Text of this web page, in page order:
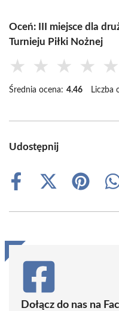
Oceń: III miejsce dla
Turnieju Piłki Nożnej
★ ★ ★ ★ ★
Średnia ocena: 4.46 Liczba
Udostępnij
Share
Share
(Twitter)
Share
Dołącz do nas na